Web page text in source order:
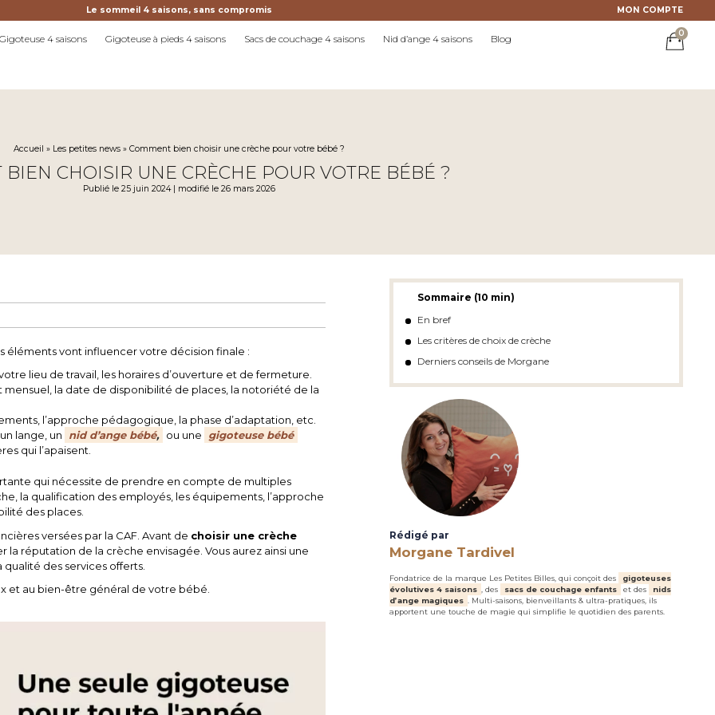
Le sommeil 4 saisons, sans compromis MON COMPTE
Gigoteuse 4 saisons Gigoteuse à pieds 4 saisons Sacs de couchage 4 saisons Nid d’ange 4 saisons Blog
0
Accueil » Les petites news» Comment bien choisir une crèche pour votre bébé ?
CHOISIR UNE CRÈCHE POUR VOTRE BÉBÉ ?
Publié le 25 juin 2024 | modifié le 26 mars 2026
éléments vont influencer votre décision finale :
lieu de travail, les horaires d’ouverture et de fermeture.
la date de disponibilité de places, la notoriété de la
l’approche pédagogique, la phase d’adaptation, etc.
lange, un
nid d’ange bébé, ou une
gigoteuse bébé
qui l’apaisent.
qui nécessite de prendre en compte de multiples
la qualification des employés, les équipements, l’approche
des places.
versées par la CAF. Avant de choisir une crèche
la réputation de la crèche envisagée. Vous aurez ainsi une
des services offerts.
et au bien-être général de votre bébé.
Sommaire (10 min)
En bref
Les critères de choix de crèche
Derniers conseils de Morgane
Rédigé par
Morgane Tardivel
Fondatrice de la marque Les Petites Billes, qui conçoit des
gigoteuses
évolutives 4 saisons , des sacs de couchage enfants et des
nids
d’ange magiques . Multi-saisons, bienveillants & ultra-pratiques, ils
apportent une touche de magie qui simplifie le quotidien des parents.